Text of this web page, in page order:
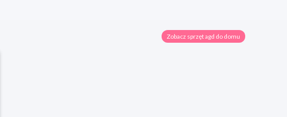
Zobacz sprzęt agd do domu